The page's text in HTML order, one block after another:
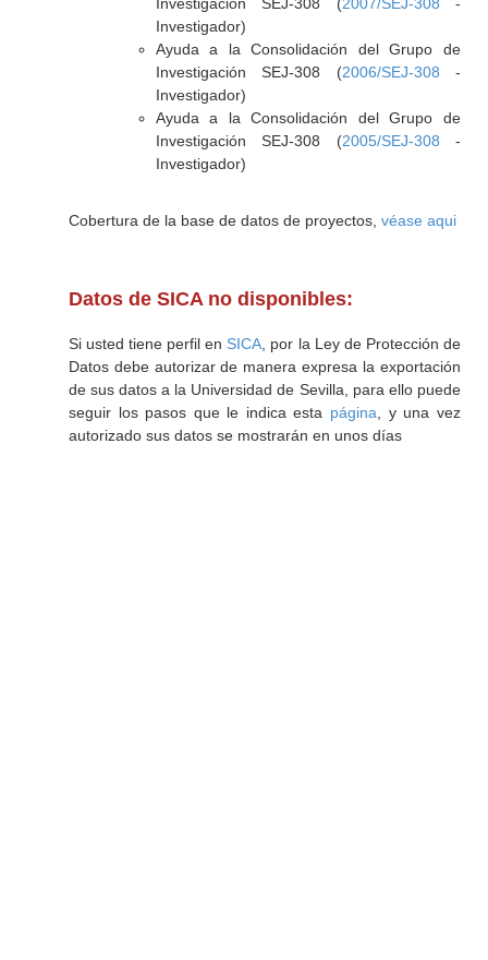
Investigador)
Ayuda a la Consolidación del Grupo de
Investigación SEJ-308 (2006/SEJ-308 -
Investigador)
Ayuda a la Consolidación del Grupo de
Investigación SEJ-308 (2005/SEJ-308 -
Investigador)
Cobertura de la base de datos de proyectos, véase aqui
Datos de SICA no disponibles:
Si usted tiene perfil en SICA , por la Ley de Protección de
Datos debe autorizar de manera expresa la exportación
de sus datos a la Universidad de Sevilla, para ello puede
seguir los pasos que le indica esta página , y una vez
autorizado sus datos se mostrarán en unos días